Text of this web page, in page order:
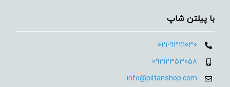
با پیلتن شاپ
021-93111030
09212353058
info@piltanshop.com